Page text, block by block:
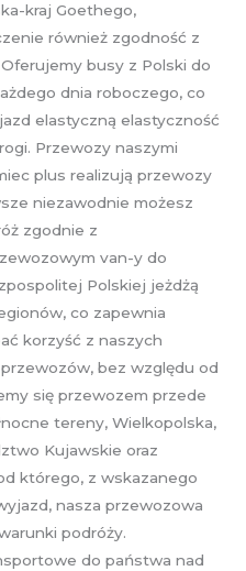
kraj Goethego,
również zgodność z
busy z Polski do
dnia roboczego, co
elastyczną elastyczność
Przewozy naszymi
plus realizują przewozy
niezawodnie możesz
zgodnie z
van-y do
Polskiej jeżdżą
co zapewnia
korzyść z naszych
bez względu od
się przewozem przede
tereny, Wielkopolska,
Kujawskie oraz
którego, z wskazanego
nasza przewozowa
podróży.
do państwa nad